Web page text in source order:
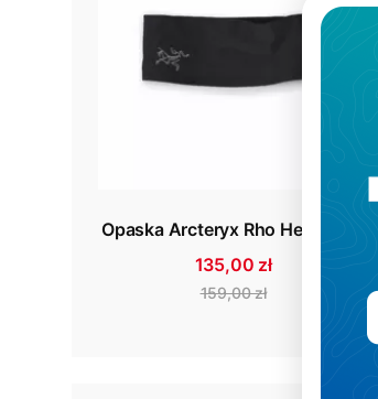
Opaska Arcteryx Rho Headband
135,00 zł
159,00 zł